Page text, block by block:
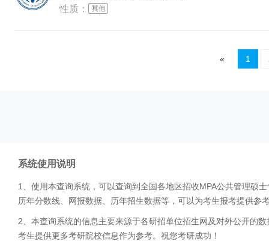
性质：
« 1
系统使用说明
1、使用本查询系统，可以查询到全国各地区招收MPA公共管理硕
历年分数线、网报数据、历年招生数据等，可以为考生报考提供参
2、本查询系统的信息主要来源于各研招单位招生网及对外公开的
考生提供更多考研院校信息作为参考。祝您考研成功！